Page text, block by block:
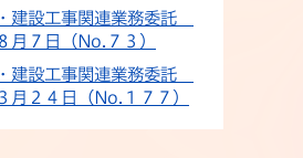
建設工事関連業務委託
月７日（No.７３）
建設工事関連業務委託
月２４日（No.１７７）